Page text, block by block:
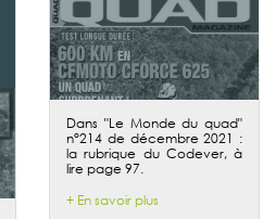
Dans "Le Monde du quad"
n°214 de décembre 2021 :
la rubrique du Codever, à
lire page 97.
+ En savoir plus